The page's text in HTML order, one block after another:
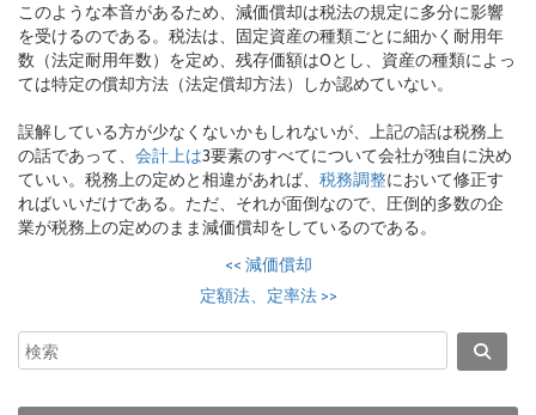
このような本音があるため、減価償却は税法の規定に多分に影響
を受けるのである。税法は、固定資産の種類ごとに細かく耐用年
数（法定耐用年数）を定め、残存価額は0とし、資産の種類によっ
ては特定の償却方法（法定償却方法）しか認めていない。
誤解している方が少なくないかもしれないが、上記の話は税務上
の話であって、 会計上は3要素のすべてについて会社が独自に決め
ていい。税務上の定めと相違があれば、 税務調整において修正す
ればいいだけである。ただ、それが面倒なので、圧倒的多数の企
業が税務上の定めのまま減価償却をしているのである。
<< 減価償却
定額法、定率法 >>